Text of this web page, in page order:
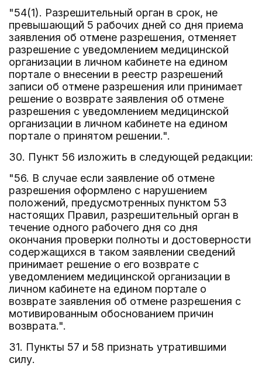
"54(1). Разрешительный орган в срок, не
превышающий 5 рабочих дней со дня приема
заявления об отмене разрешения, отменяет
разрешение с уведомлением медицинской
организации в личном кабинете на едином
портале о внесении в реестр разрешений
записи об отмене разрешения или принимает
решение о возврате заявления об отмене
разрешения с уведомлением медицинской
организации в личном кабинете на едином
портале о принятом решении.".
30. Пункт 56 изложить в следующей редакции:
"56. В случае если заявление об отмене
разрешения оформлено с нарушением
положений, предусмотренных пунктом 53
настоящих Правил, разрешительный орган в
течение одного рабочего дня со дня
окончания проверки полноты и достоверности
содержащихся в таком заявлении сведений
принимает решение о его возврате с
уведомлением медицинской организации в
личном кабинете на едином портале о
возврате заявления об отмене разрешения с
мотивированным обоснованием причин
возврата.".
31. Пункты 57 и 58 признать утратившими
силу.